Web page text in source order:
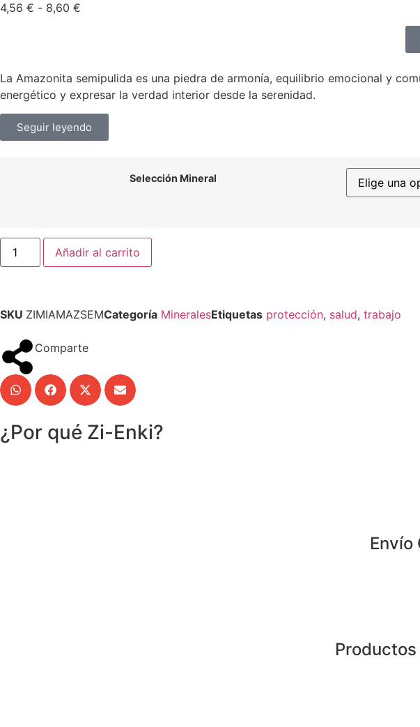
4,56 € - 8,60 €
La Amazonita semipulida es una piedra de armonía, equilibrio emocional y
energético y expresar la verdad interior desde la serenidad.
Seguir leyendo
Selección Mineral
Añadir al carrito
SKU ZIMIAMAZSEMCategoría MineralesEtiquetas protección, salud, trabajo
Comparte
¿Por qué Zi-Enki?
Envío